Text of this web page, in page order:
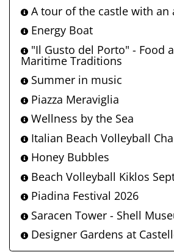
A tour of the castle with an
Energy Boat
"Il Gusto del Porto" - Food
Maritime Traditions
Summer in music
Piazza Meraviglia
Wellness by the Sea
Italian Beach Volleyball
Honey Bubbles
Beach Volleyball Kiklos
Piadina Festival 2026
Saracen Tower - Shell
Designer Gardens at